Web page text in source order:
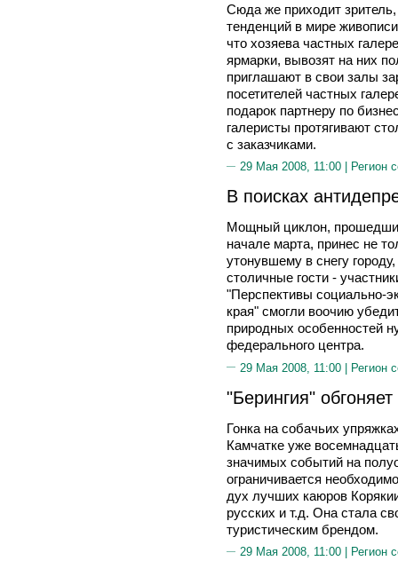
Сюда же приходит
тенденций в мире
что хозяева частных
ярмарки, вывозят на них
приглашают в свои залы
посетителей частных
подарок партнеру по
галеристы протягивают
с заказчиками.
29 Мая 2008, 11:00 | Регион
В поисках
Мощный циклон,
начале марта, принес не
утонувшему в снегу
столичные гости -
"Перспективы социально-
края" смогли воочию
природных особенностей
федерального центра.
29 Мая 2008, 11:00 | Регион
"Берингия"
Гонка на собачьих
Камчатке уже
значимых событий на
ограничивается
дух лучших каюров
русских и т.д. Она стала
туристическим брендом.
29 Мая 2008, 11:00 | Регион